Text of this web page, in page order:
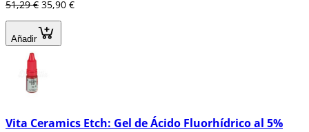
51,29 € 35,90 €
Añadir
Vita Ceramics Etch: Gel de Ácido Fluorhídrico al 5%